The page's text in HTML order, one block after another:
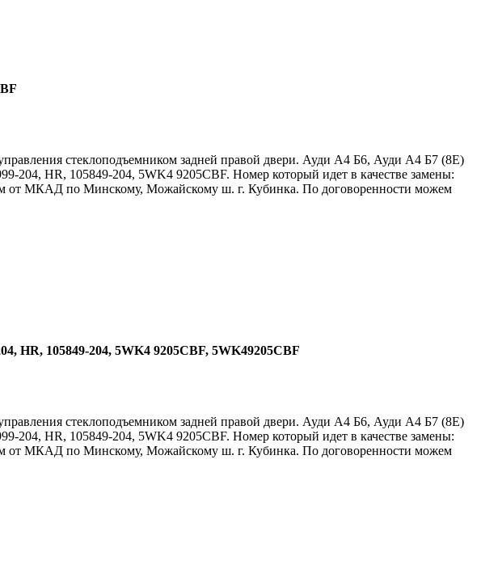
стеклоподъемником задней правой двери. Ауди А4 Б6, Ауди А4 Б7 (8Е)
204, HR, 105849-204, 5WK4 9205CBF. Номер который идет в качестве замены:
от МКАД по Минскому, Можайскому ш. г. Кубинка. По договоренности можем
HR, 105849-204, 5WK4 9205CBF, 5WK49205CBF
стеклоподъемником задней правой двери. Ауди А4 Б6, Ауди А4 Б7 (8Е)
204, HR, 105849-204, 5WK4 9205CBF. Номер который идет в качестве замены:
от МКАД по Минскому, Можайскому ш. г. Кубинка. По договоренности можем